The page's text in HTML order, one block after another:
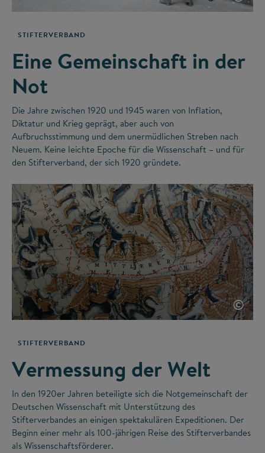
STIFTERVERBAND
Eine Gemeinschaft in der
Not
Die Jahre zwischen 1920 und 1945 waren von Inflation,
Diktatur und Krieg geprägt, aber auch von
Aufbruchsstimmung und dem unermüdlichen Streben nach
Neuem. Keine leichte Epoche für die Wissenschaft – und für
den Stifterverband, der sich 1920 gründete.
©
STIFTERVERBAND
Vermessung der Welt
In den 1920er Jahren beteiligte sich die Notgemeinschaft der
Deutschen Wissenschaft mit Unterstützung des
Stifterverbandes an einigen spektakulären Expeditionen. Der
Beginn einer mehr als 100-jährigen Reise des Stifterverbandes
als Wissenschaftsförderer.